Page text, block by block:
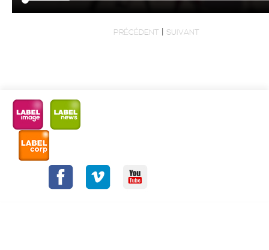
PRÉCÉDENT | SUIVANT